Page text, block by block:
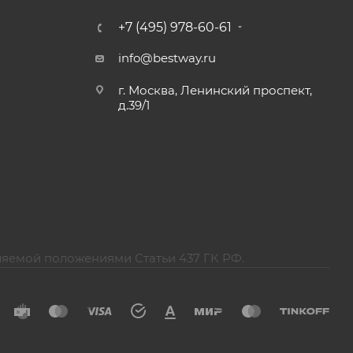
+7 (495) 978-60-61
info@bestway.ru
г. Москва, Ленинский проспект,
д.39/1
положениями Статьи 437 ГК РФ.